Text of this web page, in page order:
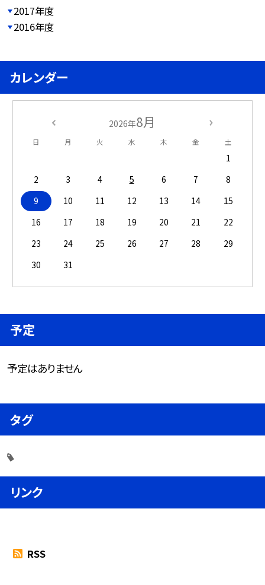
2017年度
2016年度
カレンダー
2026年8月
日 月 火 水 木 金 土
1
2
3 4 5 6 7
8
9
10 11 12 13 14
15
16
17 18 19 20 21
22
23
24 25 26 27 28
29
30
31
予定
予定はありません
タグ
リンク
RSS